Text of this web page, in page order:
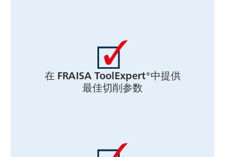
在 FRAISA ToolExpert®中提供
最佳切削参数